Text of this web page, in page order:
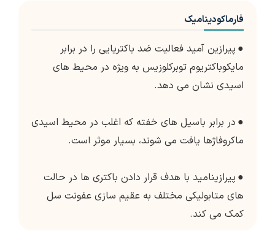
فارماکودینامیک
● پیرازین آمید فعالیت ضد باکتریایی را در برابر
مایکوباکتریوم توبرکلوزیس به ویژه در محیط های
اسیدی نشان می دهد.
● در برابر باسیل های خفته که اغلب در محیط اسیدی
ماکروفاژها یافت می شوند، بسیار موثر است.
● پیرازینامید با هدف قرار دادن باکتری ها در حالت
های متابولیکی مختلف به عقیم سازی عفونت سل
کمک می کند.